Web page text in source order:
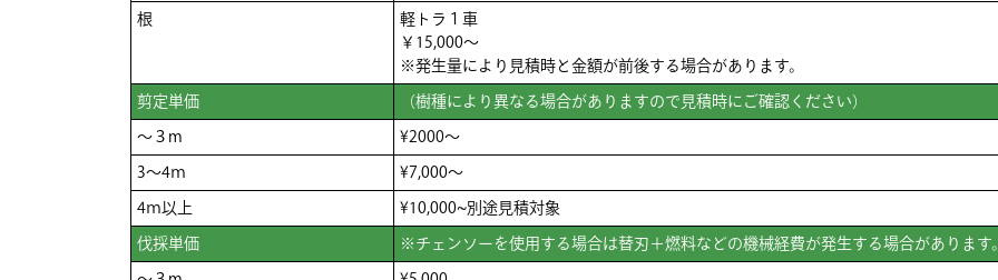
根
軽トラ１車
￥15,000～
※発生量により見積時と金額が前後する場合があります。
剪定単価 （樹種により異なる場合がありますので見積時にご確認ください）
～３m ¥2000～
3～4ｍ ¥7,000～
4ｍ以上 ¥10,000~別途見積対象
伐採単価 ※チェンソーを使用する場合は替刃＋燃料などの機械経費が発生する場合があります